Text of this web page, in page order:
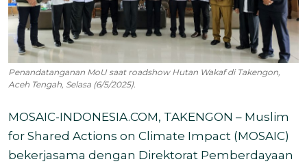
Penandatanganan MoU saat roadshow Hutan Wakaf di Takengon,
Aceh Tengah, Selasa (6/5/2025).
MOSAIC-INDONESIA.COM, TAKENGON – Muslim
for Shared Actions on Climate Impact (MOSAIC)
bekerjasama dengan Direktorat Pemberdayaan